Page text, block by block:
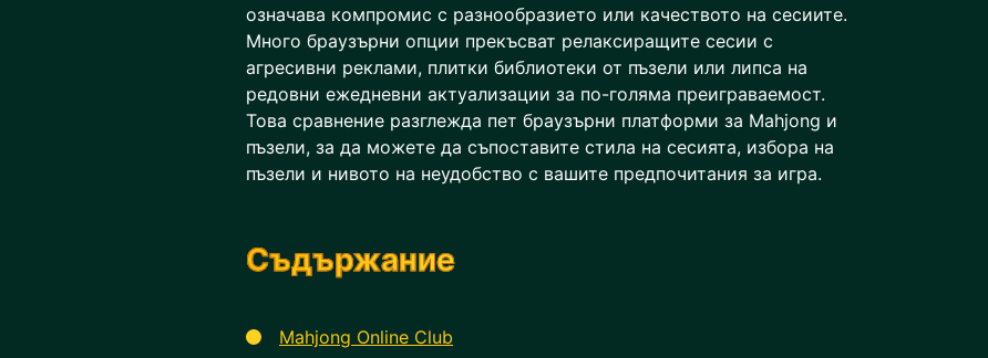
означава компромис с разнообразието или качеството на сесиите.
Много браузърни опции прекъсват релаксиращите сесии с
агресивни реклами, плитки библиотеки от пъзели или липса на
редовни ежедневни актуализации за по-голяма преиграваемост.
Това сравнение разглежда пет браузърни платформи за Mahjong и
пъзели, за да можете да съпоставите стила на сесията, избора на
пъзели и нивото на неудобство с вашите предпочитания за игра.
Съдържание
Mahjong Online Club